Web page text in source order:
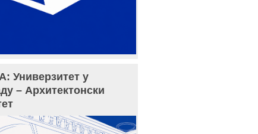
Универзитет у
– Архитектонски